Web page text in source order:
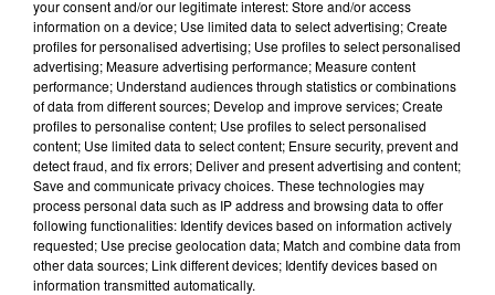
your consent and/or our legitimate interest: Store and/or access
information on a device; Use limited data to select advertising; Create
profiles for personalised advertising; Use profiles to select personalised
advertising; Measure advertising performance; Measure content
performance; Understand audiences through statistics or combinations
of data from different sources; Develop and improve services; Create
profiles to personalise content; Use profiles to select personalised
content; Use limited data to select content; Ensure security, prevent and
detect fraud, and fix errors; Deliver and present advertising and content;
Save and communicate privacy choices. These technologies may
process personal data such as IP address and browsing data to offer
following functionalities: Identify devices based on information actively
requested; Use precise geolocation data; Match and combine data from
other data sources; Link different devices; Identify devices based on
information transmitted automatically.